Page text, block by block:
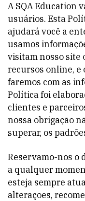
A SQA Education
usuários. Esta
ajudará você a
usamos
visitam nosso site
recursos online, e
faremos com as
Política foi
clientes e
nossa obrigação
superar, os
Reservamo-nos o
a qualquer
esteja sempre
alterações,